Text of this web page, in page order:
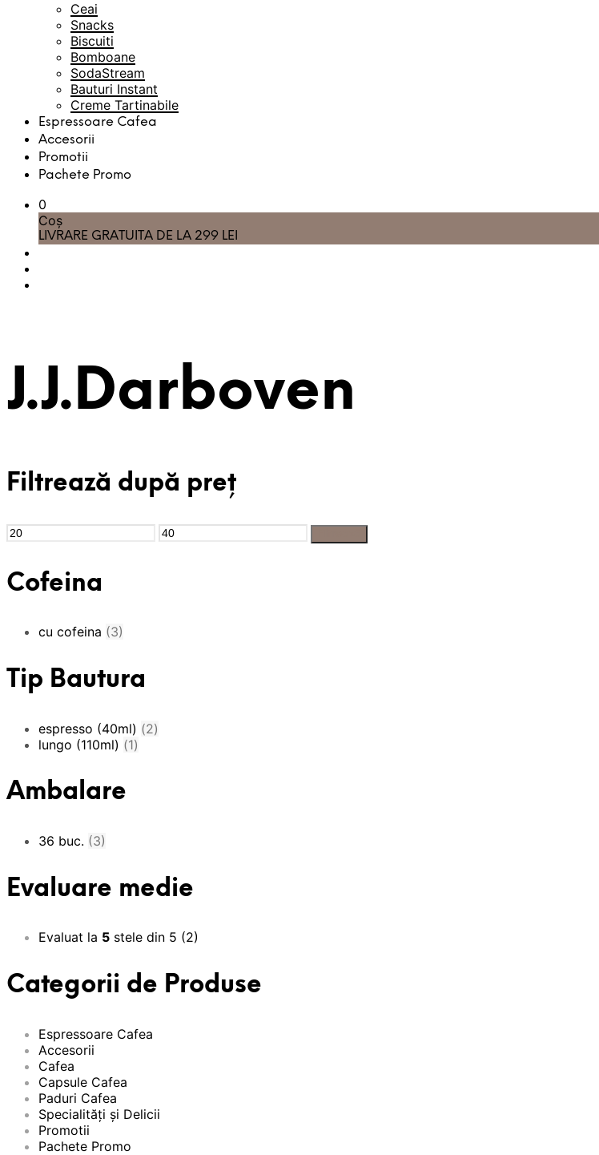
Ceai
Snacks
Biscuiti
Bomboane
SodaStream
Bauturi Instant
Creme Tartinabile
Espressoare Cafea
Accesorii
Promotii
Pachete Promo
0
Coș
LIVRARE GRATUITA DE LA 299 LEI
J.J.Darboven
Filtrează după preț
Preț
Preț
Cofeina
cu cofeina (3)
Tip Bautura
espresso (40ml) (2)
lungo (110ml) (1)
Ambalare
36 buc. (3)
Evaluare medie
Evaluat la 5 stele din 5 (2)
Categorii de Produse
Espressoare Cafea
Accesorii
Cafea
Capsule Cafea
Paduri Cafea
Specialități și Delicii
Promotii
Pachete Promo